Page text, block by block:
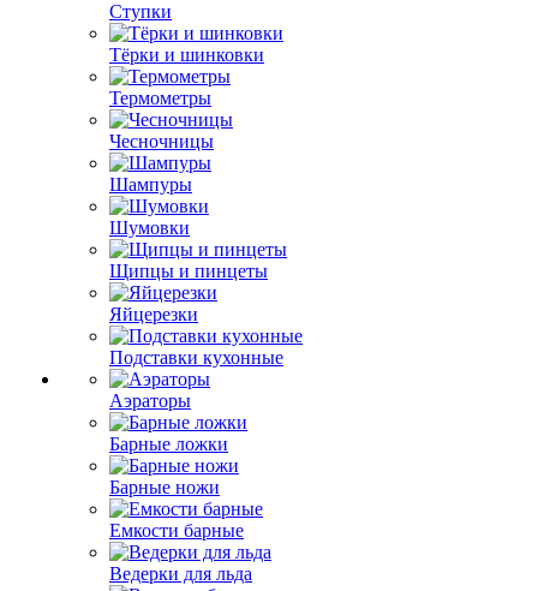
Ступки
Тёрки и шинковки
Термометры
Чесночницы
Шампуры
Шумовки
Щипцы и пинцеты
Яйцерезки
Подставки кухонные
Аэраторы
Барные ложки
Барные ножи
Емкости барные
Ведерки для льда